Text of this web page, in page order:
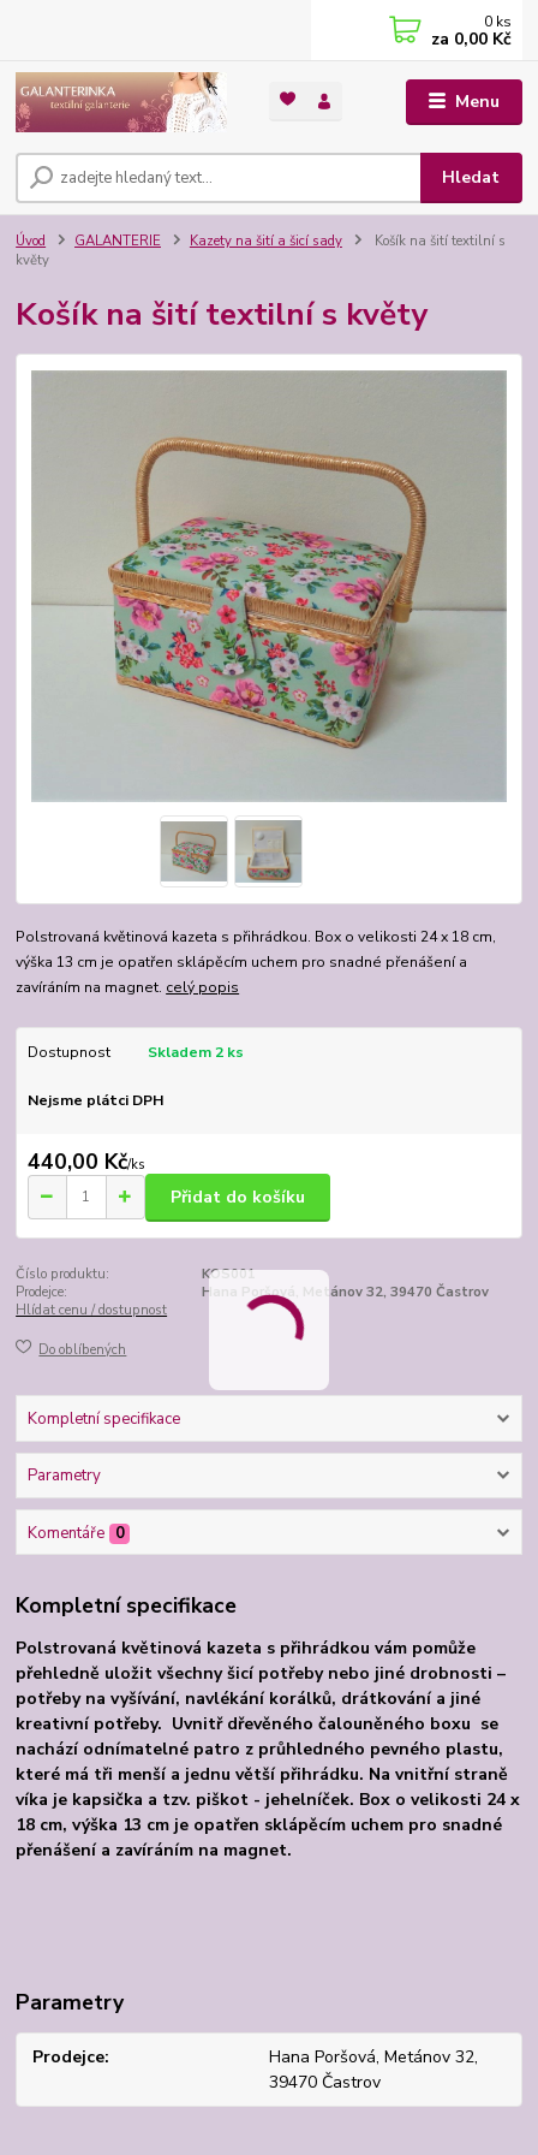
Menu
Hledat
0 ks
za 0,00 Kč
Úvod GALANTERIE Kazety na šití a šicí sady
Košík na šití textilní s
květy
Košík na šití textilní s květy
Polstrovaná květinová kazeta s přihrádkou. Box o velikosti 24 x 18 cm,
výška 13 cm je opatřen sklápěcím uchem pro snadné přenášení a
zavíráním na magnet. celý popis
Dostupnost Skladem 2 ks
Nejsme plátci DPH
440,00 Kč/ks
Přidat do košíku
Číslo produktu:
KOS001
Prodejce:
Hana Poršová, Metánov 32, 39470 Častrov
Hlídat cenu / dostupnost
Do oblíbených
Kompletní specifikace
Parametry
Komentáře 0
Kompletní specifikace
Polstrovaná květinová kazeta s přihrádkou vám pomůže
přehledně uložit všechny šicí potřeby nebo jiné drobnosti –
potřeby na vyšívání, navlékání korálků, drátkování a jiné
kreativní potřeby. Uvnitř dřevěného čalouněného boxu se
nachází odnímatelné patro z průhledného pevného plastu,
které má tři menší a jednu větší přihrádku. Na vnitřní straně
víka je kapsička a tzv. piškot - jehelníček. Box o velikosti 24 x
18 cm, výška 13 cm je opatřen sklápěcím uchem pro snadné
přenášení a zavíráním na magnet.
Parametry
Prodejce
Hana Poršová, Metánov 32,
39470 Častrov